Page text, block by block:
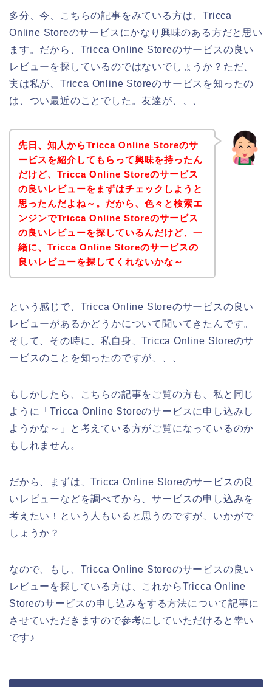
多分、今、こちらの記事をみている方は、Tricca
Online Storeのサービスにかなり興味のある方だと思い
ます。だから、Tricca Online Storeのサービスの良い
レビューを探しているのではないでしょうか？ただ、
実は私が、Tricca Online Storeのサービスを知ったの
は、つい最近のことでした。友達が、、、
先日、知人からTricca Online Storeのサ
ービスを紹介してもらって興味を持ったん
だけど、Tricca Online Storeのサービス
の良いレビューをまずはチェックしようと
思ったんだよね～。だから、色々と検索エ
ンジンでTricca Online Storeのサービス
の良いレビューを探しているんだけど、一
緒に、Tricca Online Storeのサービスの
良いレビューを探してくれないかな～
という感じで、Tricca Online Storeのサービスの良い
レビューがあるかどうかについて聞いてきたんです。
そして、その時に、私自身、Tricca Online Storeのサ
ービスのことを知ったのですが、、、
もしかしたら、こちらの記事をご覧の方も、私と同じ
ように「Tricca Online Storeのサービスに申し込みし
ようかな～」と考えている方がご覧になっているのか
もしれません。
だから、まずは、Tricca Online Storeのサービスの良
いレビューなどを調べてから、サービスの申し込みを
考えたい！という人もいると思うのですが、いかがで
しょうか？
なので、もし、Tricca Online Storeのサービスの良い
レビューを探している方は、これからTricca Online
Storeのサービスの申し込みをする方法について記事に
させていただきますので参考にしていただけると幸い
です♪